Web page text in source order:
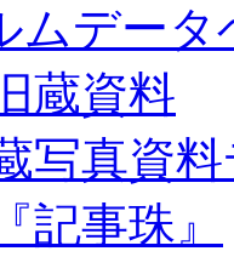
ムデータ
蔵資料
写真資
記事珠』